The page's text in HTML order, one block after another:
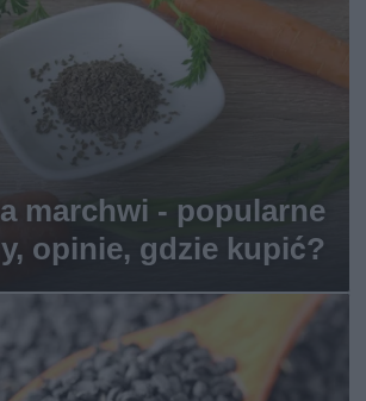
marchwi - popularne
opinie, gdzie kupić?